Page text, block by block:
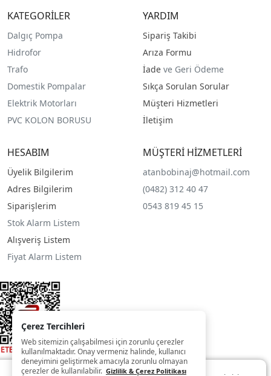
KATEGORİLER
Dalgıç Pompa
Hidrofor
Trafo
Domestik Pompalar
Elektrik Motorları
PVC KOLON BORUSU
YARDIM
Sipariş Takibi
Arıza Formu
İade ve Geri Ödeme
Sıkça Sorulan Sorular
Müşteri Hizmetleri
İletişim
HESABIM
Üyelik Bilgilerim
Adres Bilgilerim
Siparişlerim
Stok Alarm Listem
Alışveriş Listem
Fiyat Alarm Listem
MÜŞTERİ HİZMETLERİ
atanbobinaj@hotmail.com
(0482) 312 40 47
0543 819 45 15
Çerez Tercihleri
Web sitemizin çalışabilmesi için zorunlu çerezler
kullanılmaktadır. Onay vermeniz halinde, kullanıcı
deneyimini geliştirmek amacıyla zorunlu olmayan
çerezler de kullanılabilir. Gizlilik & Çerez Politikası